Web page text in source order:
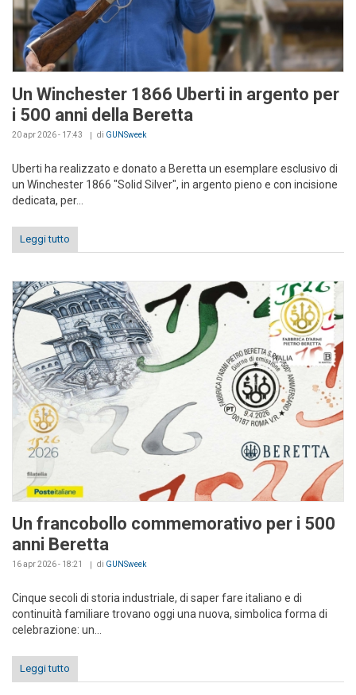
Un Winchester 1866 Uberti in argento per
i 500 anni della Beretta
20 apr 2026 - 17:43 di GUNSweek
Uberti ha realizzato e donato a Beretta un esemplare esclusivo di
un Winchester 1866 "Solid Silver", in argento pieno e con incisione
dedicata, per...
Leggi tutto
Un francobollo commemorativo per i 500
anni Beretta
16 apr 2026 - 18:21 di GUNSweek
Cinque secoli di storia industriale, di saper fare italiano e di
continuità familiare trovano oggi una nuova, simbolica forma di
celebrazione: un...
Leggi tutto